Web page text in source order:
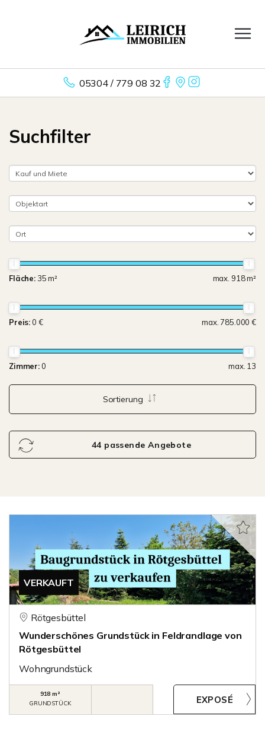
05304 / 779 08 32
Suchfilter
Fläche: 35 m² max. 918 m²
Preis:0 € max. 785.000 €
Zimmer:0 max. 13
Sortierung
44 passende Angebote
VERKAUFT
Rötgesbüttel
Wunderschönes Grundstück in Feldrandlage von
Rötgesbüttel
Wohngrundstück
918 m²
GRUNDSTÜCK